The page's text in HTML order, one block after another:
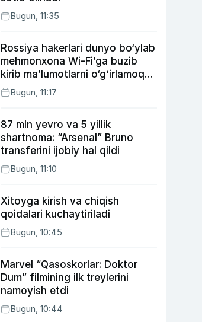
Bugun, 11:35
Rossiya hakerlari dunyo bo‘ylab
mehmonxona Wi-Fi’ga buzib
kirib ma’lumotlarni o‘g‘irlamoqda
— Microsoft
Bugun, 11:17
87 mln yevro va 5 yillik
shartnoma: “Arsenal” Bruno
transferini ijobiy hal qildi
Bugun, 11:10
Xitoyga kirish va chiqish
qoidalari kuchaytiriladi
Bugun, 10:45
Marvel “Qasoskorlar: Doktor
Dum” filmining ilk treylerini
namoyish etdi
Bugun, 10:44